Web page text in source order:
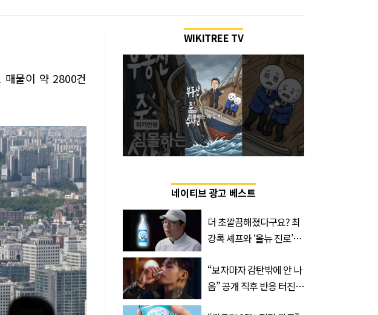
매물이 약 2800건
WIKITREE TV
네이티브 광고 베스트
더 초깔끔해졌다구요? 최
강록 셰프와 ‘올뉴 진로’의
“보자마자 감탄밖에 안 나
옴” 공개 직후 반응 터진